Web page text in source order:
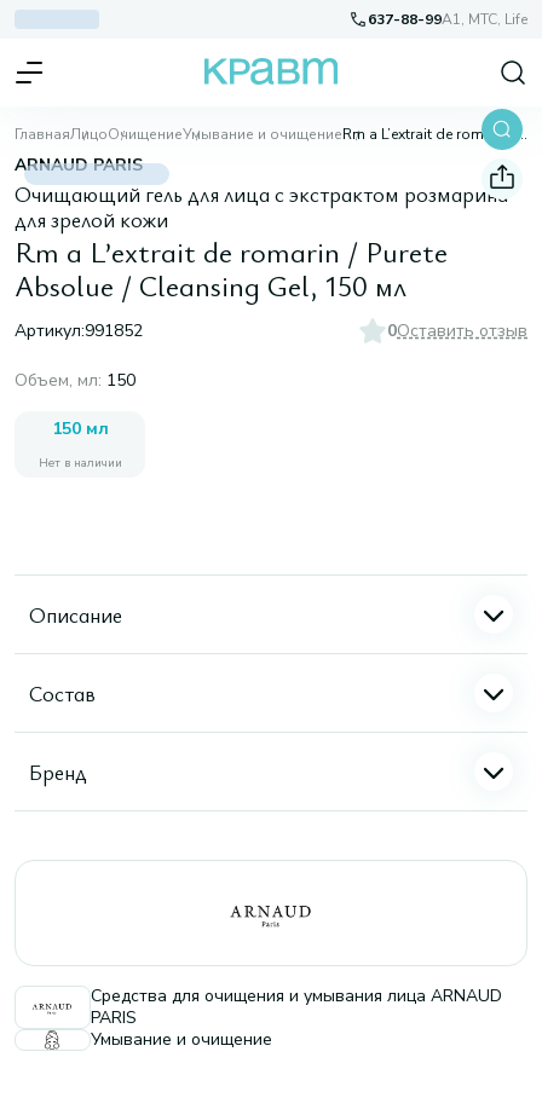
637-88-99A1, МТС, Life
ГлавнаяЛицоОчищениеУмывание и очищение Rm a L’extrait de romarin / Purete Absolue / Cleansing Gel, 150 мл
ARNAUD PARIS
Очищающий гель для лица с экстрактом розмарина
для зрелой кожи
Rm a L’extrait de romarin / Purete
Absolue / Cleansing Gel, 150 мл
Артикул:991852 0Оставить отзыв
Объем, мл: 150
150 мл
Нет в наличии
Описание
Состав
Бренд
Средства для очищения и умывания лица ARNAUD
PARIS
Умывание и очищение